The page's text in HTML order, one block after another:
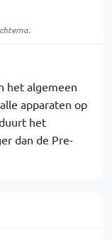
het algemeen
apparaten op
het
dan de Pre-